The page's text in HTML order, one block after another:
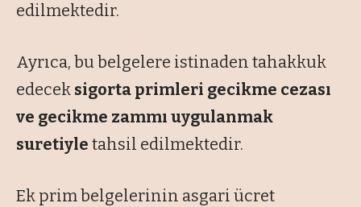
edilmektedir.
Ayrıca, bu belgelere istinaden tahakkuk
edecek sigorta primleri gecikme cezası
ve gecikme zammı uygulanmak
suretiyle tahsil edilmektedir.
Ek prim belgelerinin asgari ücret